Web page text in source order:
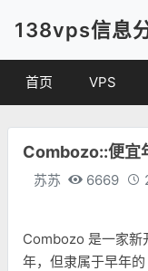
138vps信息
首页 VPS
便宜VPS
VPS评测
Combozo::便宜
苏苏 6669
Combozo 是一家新
年，但隶属于早年